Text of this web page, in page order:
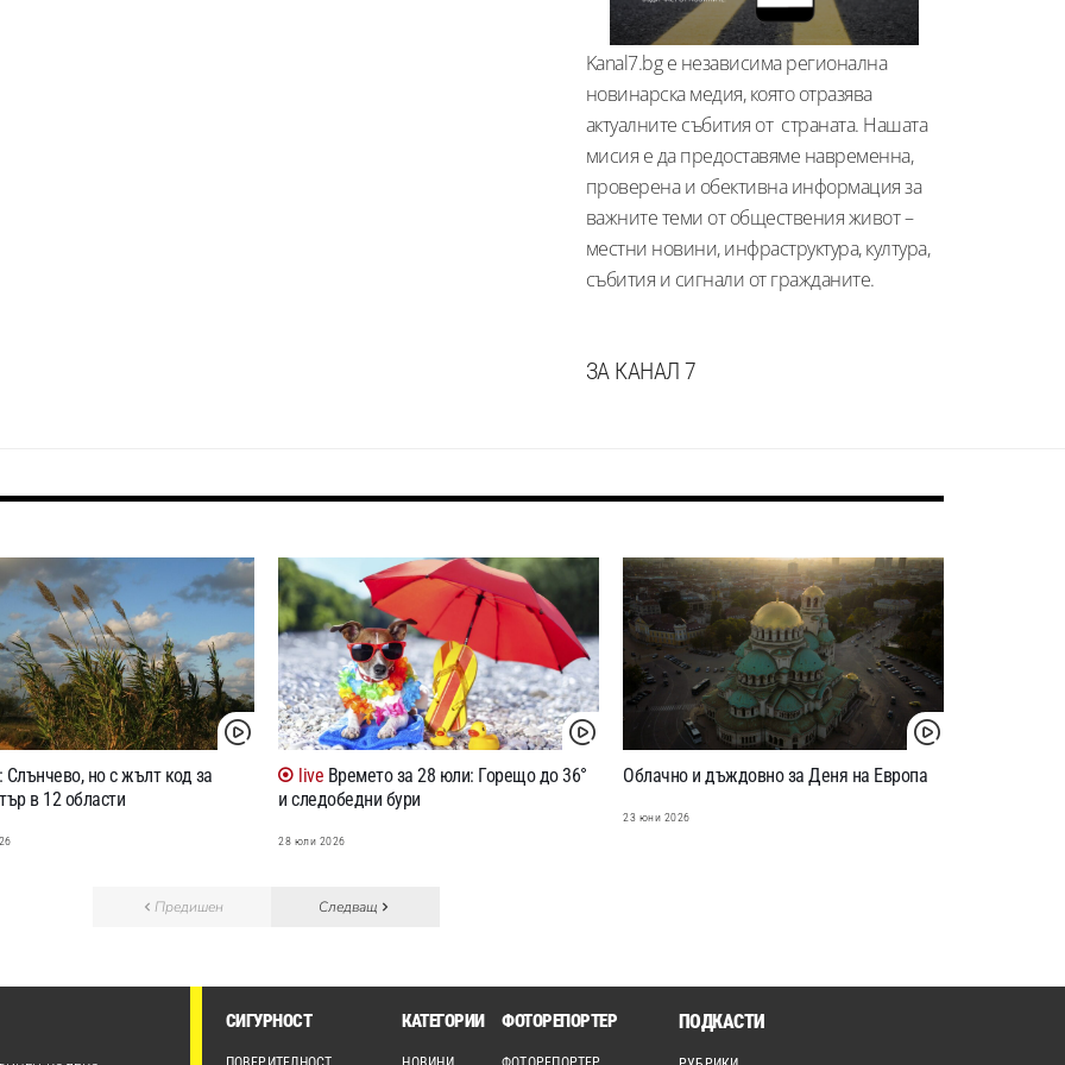
Kanal7.bg е независима регионална
новинарска медия, която отразява
актуалните събития от страната. Нашата
мисия е да предоставяме навременна,
проверена и обективна информация за
важните теми от обществения живот –
местни новини, инфраструктура, култура,
събития и сигнали от гражданите.
ЗА КАНАЛ 7
Слънчево, но с жълт код за
в 12 области
Времето за 28 юли: Горещо до 36°
и следобедни бури
28 юли 2026
Облачно и дъждовно за Деня на Европа
23 юни 2026
Предишен Следващ
СИГУРНОСТ КАТЕГОРИИ ФОТОРЕПОРТЕР ПОДКАСТИ